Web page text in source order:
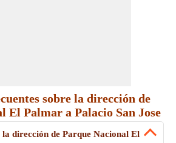
sobre la dirección de
El Palmar a Palacio San Jose
dirección de Parque Nacional El